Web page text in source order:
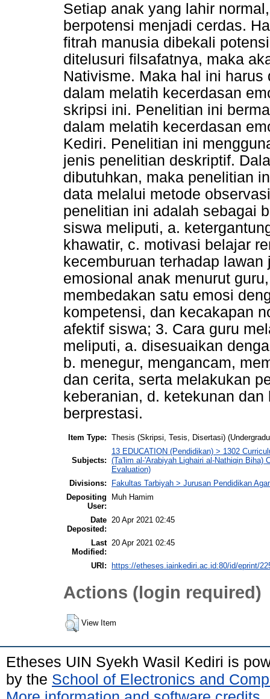
Setiap anak yang lahir
berpotensi menjadi cerdas.
fitrah manusia dibekali
ditelusuri filsafatnya, maka
Nativisme. Maka hal ini
dalam melatih kecerdasan
skripsi ini. Penelitian ini
dalam melatih kecerdasan
Kediri. Penelitian ini
jenis penelitian deskriptif.
dibutuhkan, maka penelitian
data melalui metode
penelitian ini adalah sebagai
siswa meliputi, a.
khawatir, c. motivasi belajar
kecemburuan terhadap
emosional anak menurut
membedakan satu emosi
kompetensi, dan kecakapan
afektif siswa; 3. Cara guru
meliputi, a. disesuaikan
b. menegur, mengancam,
dan cerita, serta melakukan
keberanian, d. ketekunan
berprestasi.
Item Type: Thesis (Skripsi, Tesis, Disertasi)
Subjects:
13 EDUCATION (Pendidikan) > 1302
(Ta'lim al-'Arabiyah Lighairi al-Nathiqin Biha)
Evaluation)
Divisions:
Fakultas Tarbiyah > Jurusan Pendidikan
Depositing
User:
Muh Hamim
Date
Deposited:
20 Apr 2021 02:45
Last
Modified:
20 Apr 2021 02:45
URI: https://etheses.iainkediri.ac.id:80/id/eprint/
Actions (login required)
View Item
Etheses UIN Syekh Wasil Kediri is
by the School of Electronics and